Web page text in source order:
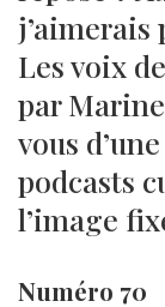
j’aimerais
Les voix
par
vous
podcasts
l’image
Numéro 70